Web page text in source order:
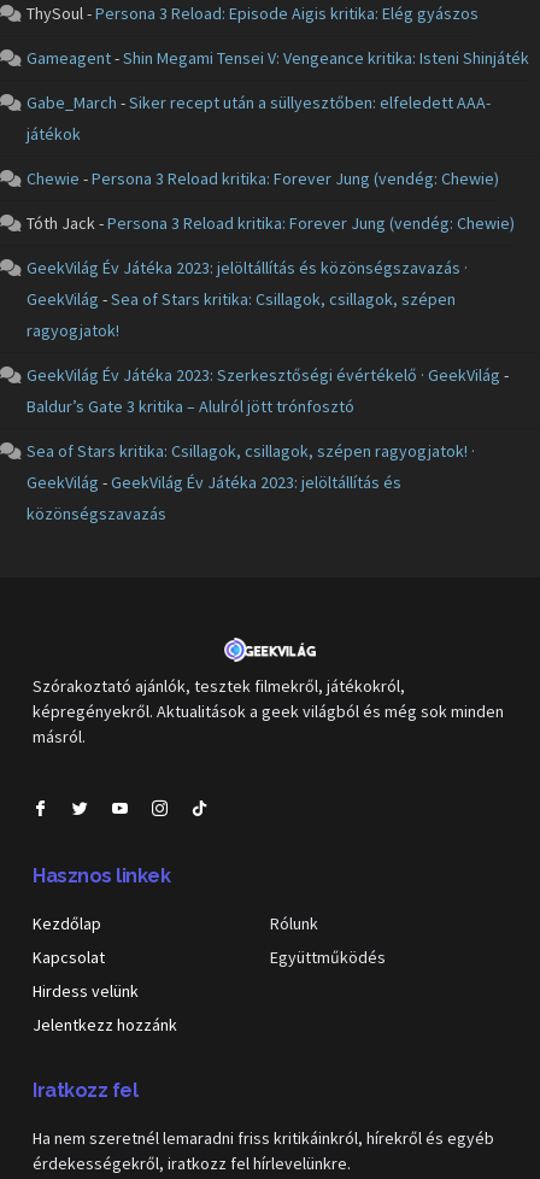
ThySoul-Persona 3 Reload: Episode Aigis kritika: Elég gyászos
Gameagent-Shin Megami Tensei V: Vengeance kritika: Isteni Shinjáték
Gabe_March -Siker recept után a süllyesztőben: elfeledett AAA-
játékok
Chewie -Persona 3 Reload kritika: Forever Jung (vendég: Chewie)
Tóth Jack-Persona 3 Reload kritika: Forever Jung (vendég: Chewie)
GeekVilág Év Játéka 2023: jelöltállítás és közönségszavazás ·
GeekVilág -Sea of Stars kritika: Csillagok, csillagok, szépen
ragyogjatok!
GeekVilág Év Játéka 2023: Szerkesztőségi évértékelő · GeekVilág -
Baldur’s Gate 3 kritika – Alulról jött trónfosztó
Sea of Stars kritika: Csillagok, csillagok, szépen ragyogjatok! ·
GeekVilág -GeekVilág Év Játéka 2023: jelöltállítás és
közönségszavazás
Szórakoztató ajánlók, tesztek filmekről, játékokról,
képregényekről. Aktualitások a geek világból és még sok minden
másról.
Hasznos linkek
Kezdőlap
Kapcsolat
Hirdess velünk
Jelentkezz hozzánk
Rólunk
Együttműködés
Iratkozz fel
Ha nem szeretnél lemaradni friss kritikáinkról, hírekről és egyéb
érdekességekről, iratkozz fel hírlevelünkre.